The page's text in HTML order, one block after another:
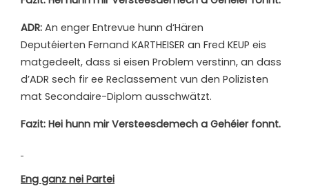
ADR: An enger Entrevue hunn d‘Hären
Deputéierten Fernand KARTHEISER an Fred KEUP eis
matgedeelt, dass si eisen Problem verstinn, an dass
d’ADR sech fir ee Reclassement vun den Polizisten
mat Secondaire-Diplom ausschwätzt.
Fazit: Hei hunn mir Versteesdemech a Gehéier fonnt.
Eng ganz nei Partei